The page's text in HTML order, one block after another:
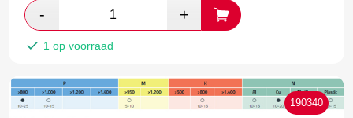
1 op voorraad
190340